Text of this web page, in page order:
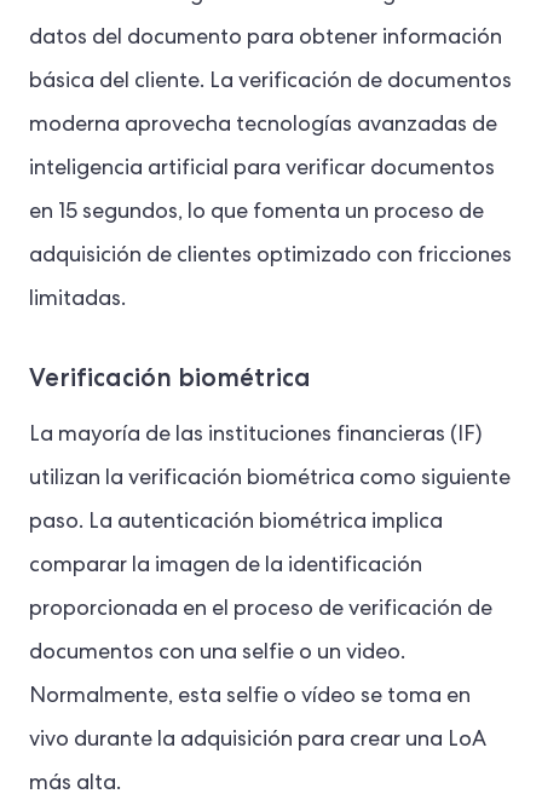
datos del documento para obtener información
básica del cliente. La verificación de documentos
moderna aprovecha tecnologías avanzadas de
inteligencia artificial para verificar documentos
en 15 segundos, lo que fomenta un proceso de
adquisición de clientes optimizado con fricciones
limitadas.
Verificación biométrica
La mayoría de las instituciones financieras (IF)
utilizan la verificación biométrica como siguiente
paso. La autenticación biométrica implica
comparar la imagen de la identificación
proporcionada en el proceso de verificación de
documentos con una selfie o un video.
Normalmente, esta selfie o vídeo se toma en
vivo durante la adquisición para crear una LoA
más alta.